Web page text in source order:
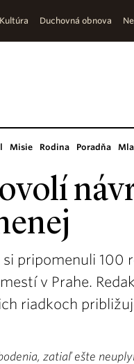
Kultúra Duchovná obnova
Misie Rodina Poradňa
si pripomenuli
v Prahe.
riadkoch
zatiaľ ešte